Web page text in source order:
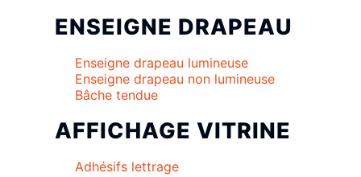
ENSEIGNE DRAPEAU
Enseigne drapeau lumineuse
Enseigne drapeau non lumineuse
Bâche tendue
AFFICHAGE VITRINE
Adhésifs lettrage